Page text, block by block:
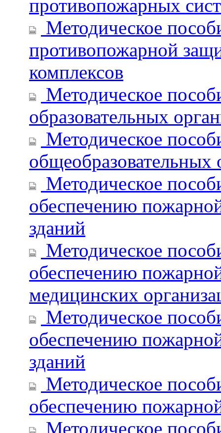
противопожарных
Методическое
противопожарной
комплексов
Методическое
образовательных
Методическое
общеобразовательных
Методическое
обеспечению
зданий
Методическое
обеспечению
медицинских
Методическое
обеспечению
зданий
Методическое
обеспечению
Методическое